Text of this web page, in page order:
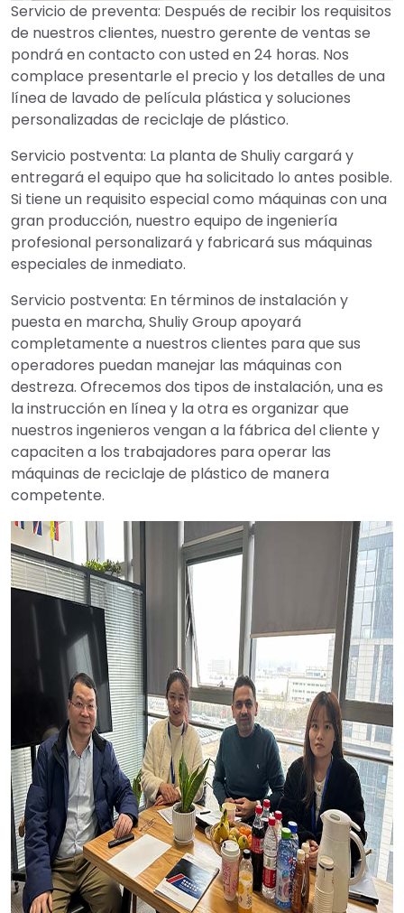
Servicio de preventa: Después de recibir los requisitos
de nuestros clientes, nuestro gerente de ventas se
pondrá en contacto con usted en 24 horas. Nos
complace presentarle el precio y los detalles de una
línea de lavado de película plástica y soluciones
personalizadas de reciclaje de plástico.
Servicio postventa: La planta de Shuliy cargará y
entregará el equipo que ha solicitado lo antes posible.
Si tiene un requisito especial como máquinas con una
gran producción, nuestro equipo de ingeniería
profesional personalizará y fabricará sus máquinas
especiales de inmediato.
Servicio postventa: En términos de instalación y
puesta en marcha, Shuliy Group apoyará
completamente a nuestros clientes para que sus
operadores puedan manejar las máquinas con
destreza. Ofrecemos dos tipos de instalación, una es
la instrucción en línea y la otra es organizar que
nuestros ingenieros vengan a la fábrica del cliente y
capaciten a los trabajadores para operar las
máquinas de reciclaje de plástico de manera
competente.